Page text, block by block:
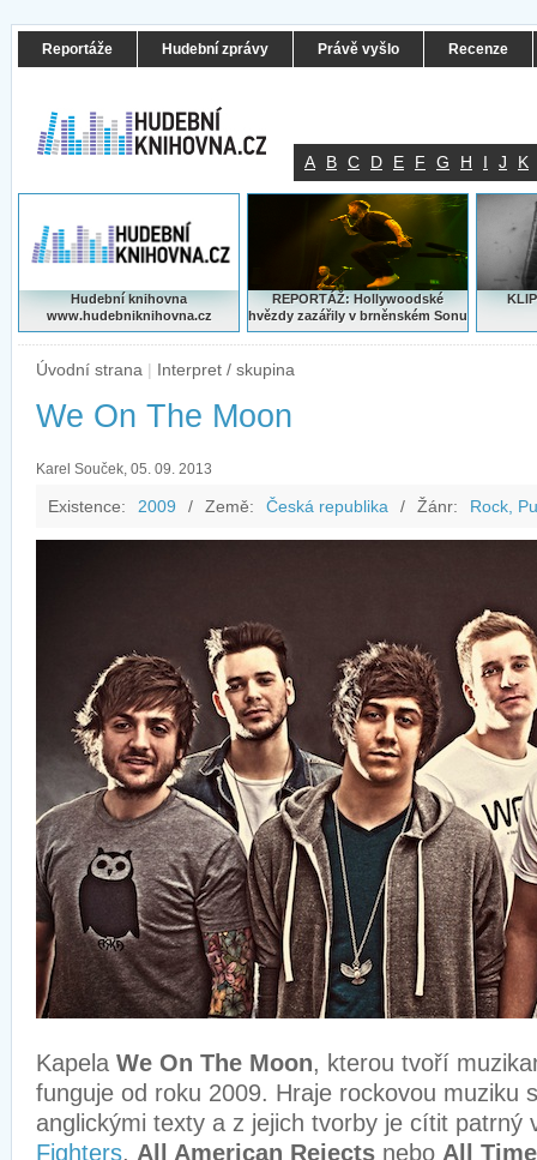
Reportáže Hudební zprávy Právě vyšlo Recenze
A B C D E F G H I J K
Hudební knihovna
www.hudebniknihovna.cz
REPORTÁŽ: Hollywoodské
hvězdy zazářily v brněnském Sonu
Úvodní strana | Interpret / skupina
We On The Moon
Karel Souček, 05. 09. 2013
Existence: 2009 / Země: Česká republika / Žánr: Rock,
Kapela We On The Moon, kterou tvoří
funguje od roku 2009. Hraje rockovou muziku
anglickými texty a z jejich tvorby je cítit patrný
Fighters, All American Rejects nebo All